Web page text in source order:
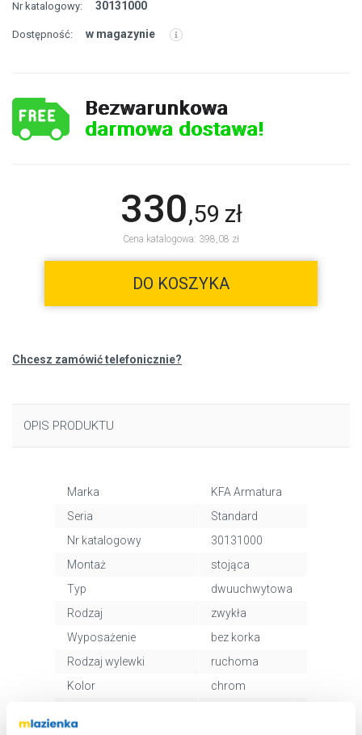
Nr katalogowy: 30131000
Dostępność: w magazynie
Bezwarunkowa
darmowa dostawa!
330,59 zł
Cena katalogowa: 398,08 zł
DO KOSZYKA
Chcesz zamówić telefonicznie?
OPIS PRODUKTU
Marka
KFA Armatura
Seria
Standard
Nr katalogowy
30131000
Montaż
stojąca
Typ
dwuuchwytowa
Rodzaj
zwykła
Wyposażenie
bez korka
Rodzaj wylewki
ruchoma
Kolor
chrom